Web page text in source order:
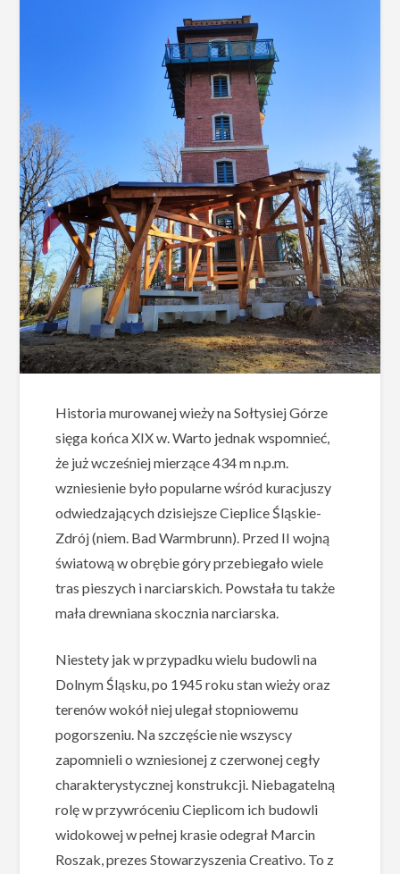
Historia murowanej wieży na Sołtysiej Górze
sięga końca XIX w. Warto jednak wspomnieć,
że już wcześniej mierzące 434 m n.p.m.
wzniesienie było popularne wśród kuracjuszy
odwiedzających dzisiejsze Cieplice Śląskie-
Zdrój (niem. Bad Warmbrunn). Przed II wojną
światową w obrębie góry przebiegało wiele
tras pieszych i narciarskich. Powstała tu także
mała drewniana skocznia narciarska.
Niestety jak w przypadku wielu budowli na
Dolnym Śląsku, po 1945 roku stan wieży oraz
terenów wokół niej ulegał stopniowemu
pogorszeniu. Na szczęście nie wszyscy
zapomnieli o wzniesionej z czerwonej cegły
charakterystycznej konstrukcji. Niebagatelną
rolę w przywróceniu Cieplicom ich budowli
widokowej w pełnej krasie odegrał Marcin
Roszak, prezes Stowarzyszenia Creativo. To z